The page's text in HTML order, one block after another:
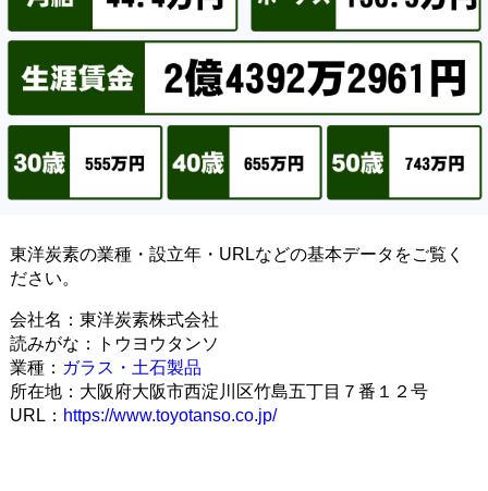
東洋炭素の業種・設立年・URLなどの基本データをご覧く
ださい。
会社名：東洋炭素株式会社
読みがな：トウヨウタンソ
業種： ガラス・土石製品
所在地：大阪府大阪市西淀川区竹島五丁目７番１２号
URL： https://www.toyotanso.co.jp/